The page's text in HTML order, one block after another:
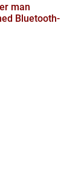
man
Bluetooth-